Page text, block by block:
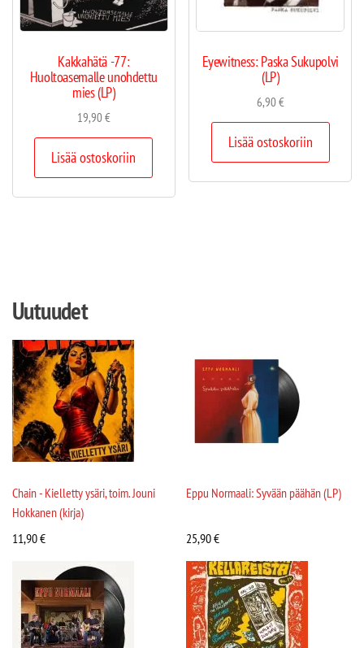
Kakkahätä -77:
Huoltoasemalle unohdettu
mies (LP)
19,90€
Lisää ostoskoriin
Eyewitness: Paska Sukupolvi
(LP)
6,90€
Lisää ostoskoriin
Uutuudet
Chain - Kielletty ysäri, toim. Jouni
Hokkanen (kirja)
11,90€
Eppu Normaali: Syvään päähän (LP)
25,90€